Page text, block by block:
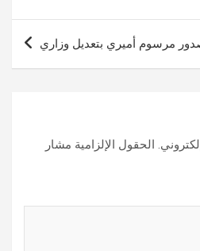
مرسوم أميري بتعديل وزاري
الحقول الإلزامية مشار